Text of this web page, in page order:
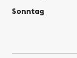
Sonntag